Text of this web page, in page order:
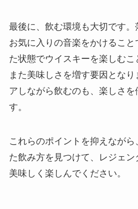
最後に、飲む環境も大切です。
お気に入りの音楽をかけること
た状態でウイスキーを楽しむ
また美味しさを増す要因とな
アしながら飲むのも、楽しさ
す。
これらのポイントを抑えなが
た飲み方を見つけて、レジェン
美味しく楽しんでください。